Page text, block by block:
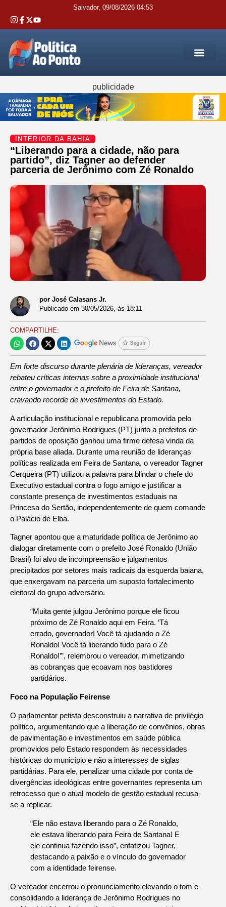
Salvador, 09/08/2026 04:53
publicidade
INTERIOR DA BAHIA
“Liberando para a cidade, não para
partido”, diz Tagner ao defender
parceria de Jerônimo com Zé Ronaldo
por José Calasans Jr.
Publicado em 30/05/2026, às 18:11
COMPARTILHE:
Em forte discurso durante plenária de lideranças, vereador
rebateu críticas internas sobre a proximidade institucional
entre o governador e o prefeito de Feira de Santana,
cravando recorde de investimentos do Estado.
A articulação institucional e republicana promovida pelo
governador Jerônimo Rodrigues (PT) junto a prefeitos de
partidos de oposição ganhou uma firme defesa vinda da
própria base aliada. Durante uma reunião de lideranças
políticas realizada em Feira de Santana, o vereador Tagner
Cerqueira (PT) utilizou a palavra para blindar o chefe do
Executivo estadual contra o fogo amigo e justificar a
constante presença de investimentos estaduais na
Princesa do Sertão, independentemente de quem comande
o Palácio de Elba.
Tagner apontou que a maturidade política de Jerônimo ao
dialogar diretamente com o prefeito José Ronaldo (União
Brasil) foi alvo de incompreensão e julgamentos
precipitados por setores mais radicais da esquerda baiana,
que enxergavam na parceria um suposto fortalecimento
eleitoral do grupo adversário.
“Muita gente julgou Jerônimo porque ele ficou
próximo de Zé Ronaldo aqui em Feira. ‘Tá
errado, governador! Você tá ajudando o Zé
Ronaldo! Você tá liberando tudo para o Zé
Ronaldo!’”, relembrou o vereador, mimetizando
as cobranças que ecoavam nos bastidores
partidários.
Foco na População Feirense
O parlamentar petista desconstruiu a narrativa de privilégio
político, argumentando que a liberação de convênios, obras
de pavimentação e investimentos em saúde pública
promovidos pelo Estado respondem às necessidades
históricas do município e não a interesses de siglas
partidárias. Para ele, penalizar uma cidade por conta de
divergências ideológicas entre governantes representa um
retrocesso que o atual modelo de gestão estadual recusa-
se a replicar.
“Ele não estava liberando para o Zé Ronaldo,
ele estava liberando para Feira de Santana! E
ele continua fazendo isso”, enfatizou Tagner,
destacando a paixão e o vínculo do governador
com a identidade feirense.
O vereador encerrou o pronunciamento elevando o tom e
consolidando a liderança de Jerônimo Rodrigues no